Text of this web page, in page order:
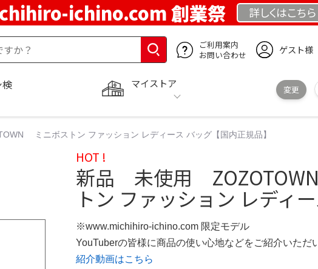
ichino.com 創業祭 詳しくはこちら
ご利用案内
お問い合わせ
ゲスト様
マイストア
変更
ミニボストン ファッション レディース バッグ【国内正規品】
HOT !
新品 未使用
トン ファッション レディ
※www.michihiro-ichino.com 限定モデル
YouTuberの皆様に商品の使い心地などをご紹介いただ
紹介動画はこちら